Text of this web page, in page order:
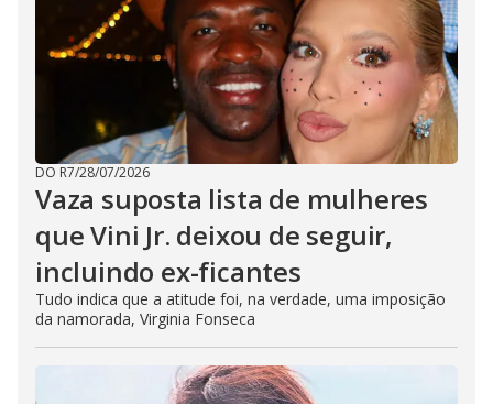
DO R7/28/07/2026
Vaza suposta lista de mulheres
que Vini Jr. deixou de seguir,
incluindo ex-ficantes
Tudo indica que a atitude foi, na verdade, uma imposição
da namorada, Virginia Fonseca